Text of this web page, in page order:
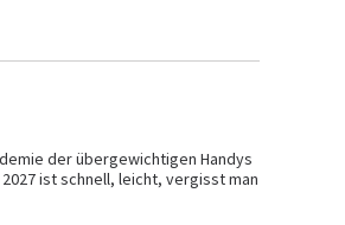
der übergewichtigen Handys
ist schnell, leicht, vergisst man